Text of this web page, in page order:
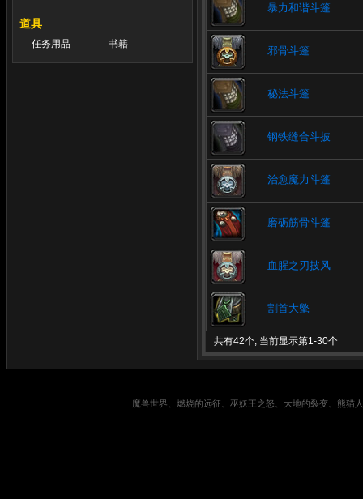
道具
任务用品 书籍
暴力和谐斗篷
邪骨斗篷
秘法斗篷
钢铁缝合斗披
治愈魔力斗篷
磨砺筋骨斗篷
血腥之刃披风
割首大氅
共有42个, 当前显示第1-30个
魔兽世界、燃烧的远征、巫妖王之怒、大地的裂变、熊猫